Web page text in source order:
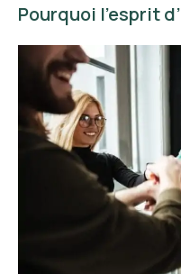
Pourquoi l’esprit